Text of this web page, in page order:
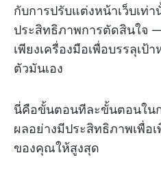
กับการปรับแต่งหน้าเว็บเท่
ประสิทธิภาพการตัดสินใจ
เพียงเครื่องมือเพื่อบรรลุเป้
ตัวมันเอง
นี่คือขั้นตอนทีละขั้นตอนใน
ผลอย่างมีประสิทธิภาพเพื่อ
ของคุณให้สูงสุด